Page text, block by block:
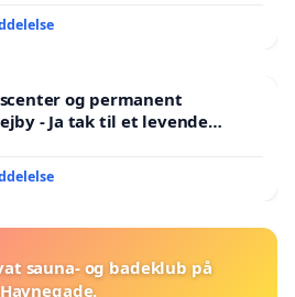
og permanent
- Ja tak til et levende
sauna- og badeklub på
Havnegade.